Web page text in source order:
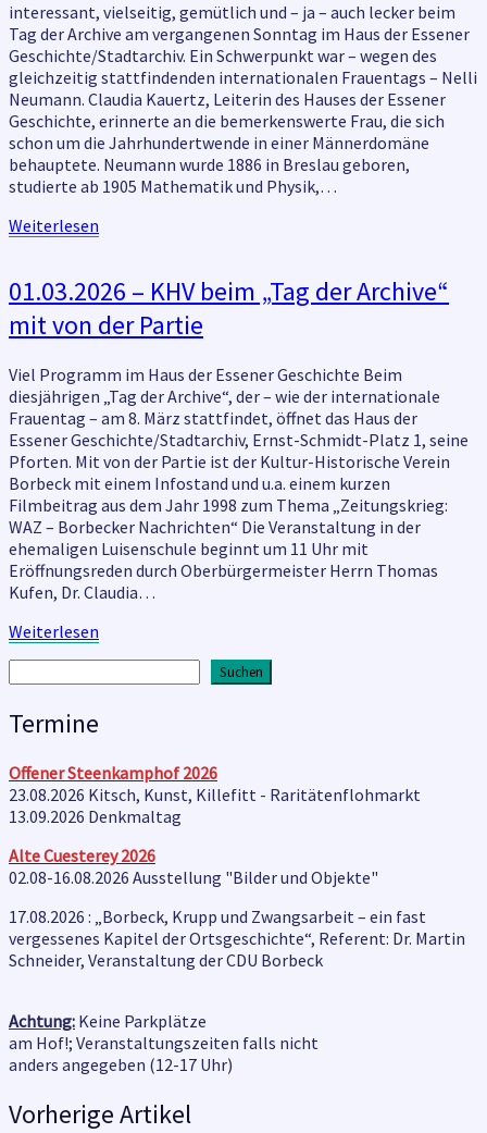
interessant, vielseitig, gemütlich und – ja – auch lecker beim
Tag der Archive am vergangenen Sonntag im Haus der Essener
Geschichte/Stadtarchiv. Ein Schwerpunkt war – wegen des
gleichzeitig stattfindenden internationalen Frauentags – Nelli
Neumann. Claudia Kauertz, Leiterin des Hauses der Essener
Geschichte, erinnerte an die bemerkenswerte Frau, die sich
schon um die Jahrhundertwende in einer Männerdomäne
behauptete. Neumann wurde 1886 in Breslau geboren,
studierte ab 1905 Mathematik und Physik,…
Weiterlesen
01.03.2026
–
KHV
„Tag
der
Archive“
mit
von
der
Partie
01.03.2026 – KHV beim „Tag der Archive“
mit von der Partie
Viel Programm im Haus der Essener Geschichte Beim
diesjährigen „Tag der Archive“, der – wie der internationale
Frauentag – am 8. März stattfindet, öffnet das Haus der
Essener Geschichte/Stadtarchiv, Ernst-Schmidt-Platz 1, seine
Pforten. Mit von der Partie ist der Kultur-Historische Verein
Borbeck mit einem Infostand und u.a. einem kurzen
Filmbeitrag aus dem Jahr 1998 zum Thema „Zeitungskrieg:
WAZ – Borbecker Nachrichten“ Die Veranstaltung in der
ehemaligen Luisenschule beginnt um 11 Uhr mit
Eröffnungsreden durch Oberbürgermeister Herrn Thomas
Kufen, Dr. Claudia…
Weiterlesen
Suchen
Termine
Offener Steenkamphof 2026
23.08.2026 Kitsch, Kunst, Killefitt - Raritätenflohmarkt
13.09.2026 Denkmaltag
Alte Cuesterey 2026
02.08-16.08.2026 Ausstellung "Bilder und Objekte"
17.08.2026 : „Borbeck, Krupp und Zwangsarbeit – ein fast
vergessenes Kapitel der Ortsgeschichte“, Referent: Dr. Martin
Schneider, Veranstaltung der CDU Borbeck
Achtung: Keine Parkplätze
am Hof!; Veranstaltungszeiten falls nicht
anders angegeben (12-17 Uhr)
Vorherige Artikel